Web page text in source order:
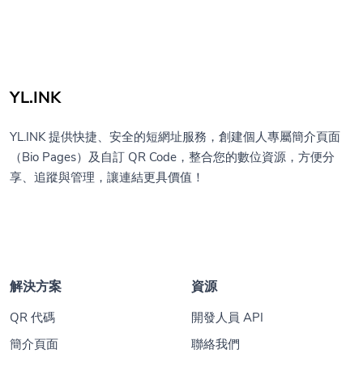
YL.INK
YL.INK 提供快捷、安全的短網址服務，創建個人專屬簡介頁面
（Bio Pages）及自訂 QR Code，整合您的數位資源，方便分
享、追蹤與管理，讓連結更具價值！
解決方案
QR 代碼
簡介頁面
資源
開發人員 API
聯絡我們